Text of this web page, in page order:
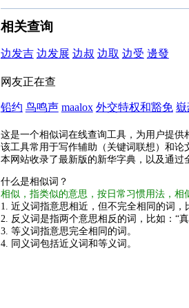
相关查询
边发吉 边发展 边叔 边取 边受 邊發
网友正在查
铅约 鸟鸣声 maalox 外交特权和豁免 嶽
这是一个相似词在线查询工具，为用户提供
该工具常用于写作辅助（关键词联想）和论
本网站收录了最新版的新华字典，以及通过
什么是相似词？
相似，指类似的意思，按日常习惯用法，相
1. 近义词指意思相近，但不完全相同的词，
2. 反义词是指两个意思相反的词，比如：“真
3. 等义词指意思完全相同的词。
4. 同义词包括近义词和等义词。